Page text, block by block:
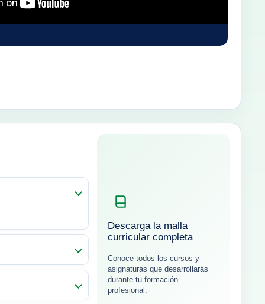
Descarga la malla
curricular completa
Conoce todos los cursos y
asignaturas que desarrollarás
durante tu formación
profesional.